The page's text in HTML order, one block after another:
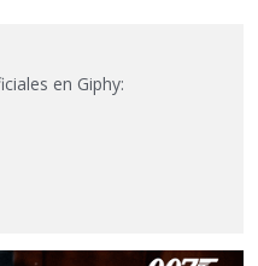
en Giphy: